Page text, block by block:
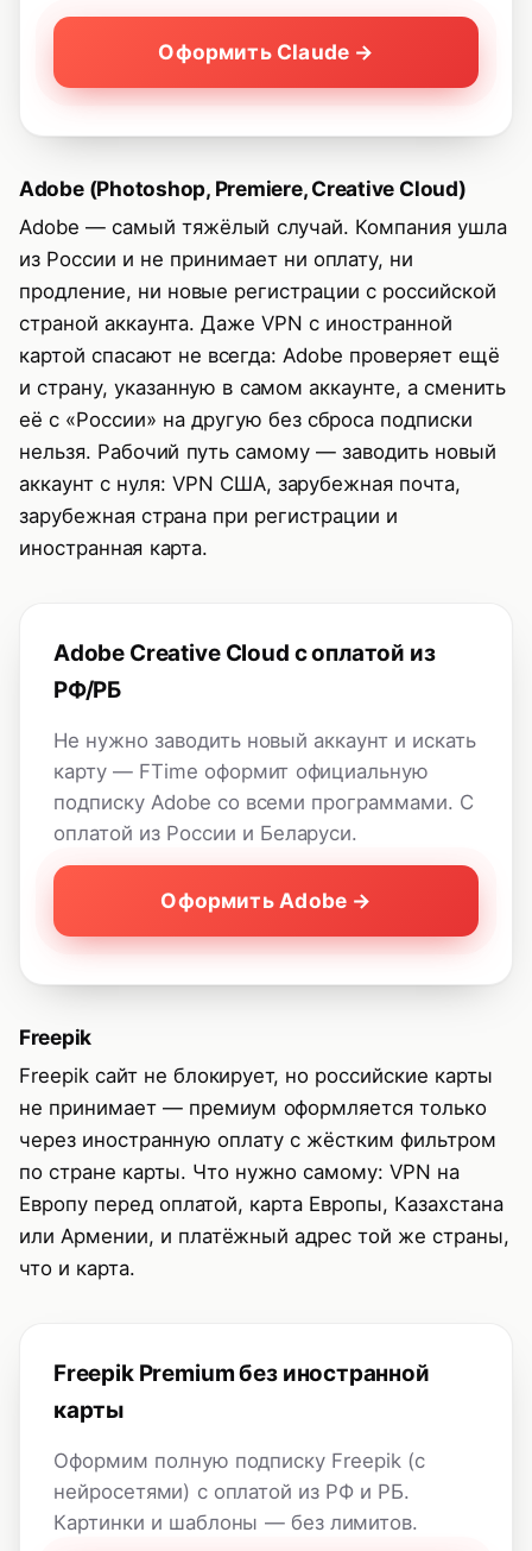
Оформить Claude →
Adobe (Photoshop, Premiere, Creative Cloud)
Adobe — самый тяжёлый случай. Компания ушла
из России и не принимает ни оплату, ни
продление, ни новые регистрации с российской
страной аккаунта. Даже VPN с иностранной
картой спасают не всегда: Adobe проверяет ещё
и страну, указанную в самом аккаунте, а сменить
её с «России» на другую без сброса подписки
нельзя. Рабочий путь самому — заводить новый
аккаунт с нуля: VPN США, зарубежная почта,
зарубежная страна при регистрации и
иностранная карта.
Adobe Creative Cloud с оплатой из
РФ/РБ
Не нужно заводить новый аккаунт и искать
карту — FTime оформит официальную
подписку Adobe со всеми программами. С
оплатой из России и Беларуси.
Оформить Adobe →
Freepik
Freepik сайт не блокирует, но российские карты
не принимает — премиум оформляется только
через иностранную оплату с жёстким фильтром
по стране карты. Что нужно самому: VPN на
Европу перед оплатой, карта Европы, Казахстана
или Армении, и платёжный адрес той же страны,
что и карта.
Freepik Premium без иностранной
карты
Оформим полную подписку Freepik (с
нейросетями) с оплатой из РФ и РБ.
Картинки и шаблоны — без лимитов.